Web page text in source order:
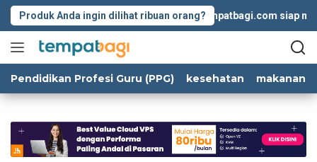
Langsung
Produk Anda ingin dilihat ribuan orang?Tempatbagi.com siap
Pendidikan Profesi Guru (PPG) kesehatan makanan